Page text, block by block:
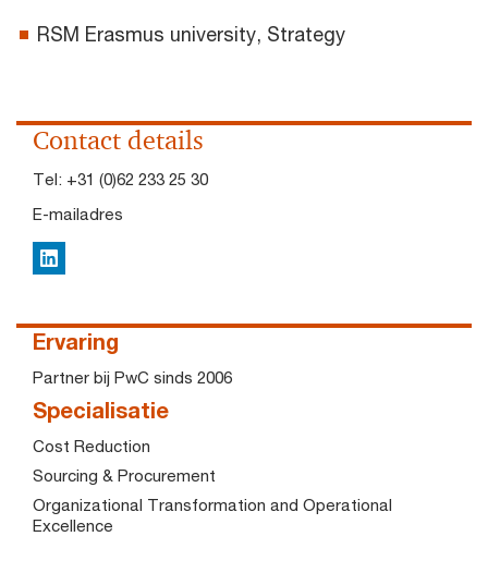
RSM Erasmus university, Strategy
Contact details
Tel: +31 (0)62 233 25 30
E-mailadres
LinkedIn
Ervaring
Partner bij PwC sinds 2006
Specialisatie
Cost Reduction
Sourcing & Procurement
Organizational Transformation and Operational
Excellence